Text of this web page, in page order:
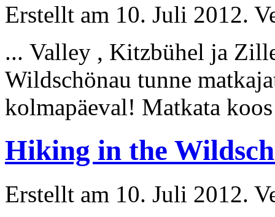
Erstellt am 10. Juli 2012.
... Valley , Kitzbühel ja
Wildschönau tunne
kolmapäeval! Matkata
Hiking in the
Erstellt am 10. Juli 2012.